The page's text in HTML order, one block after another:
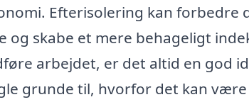
Efterisolering kan forbedre
skabe et mere behageligt
arbejdet, er det altid en god
grunde til, hvorfor det kan være